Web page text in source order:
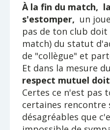
À la fin du match,
s'estomper, un
pas de ton club doit
match) du statut
de "collègue" et
Et dans la mesure
respect mutuel
Certes ce n'est pas
certaines
désagréables que